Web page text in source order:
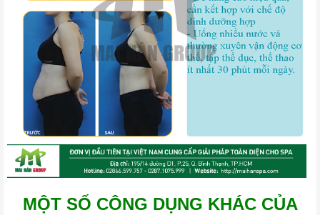
MỘT SỐ CÔNG DỤNG KHÁC CỦA